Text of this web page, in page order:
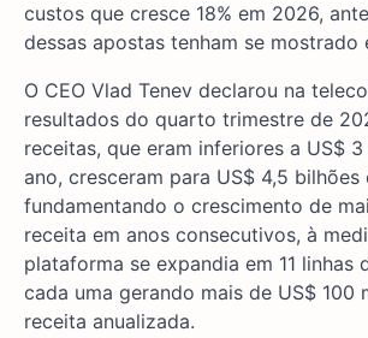
custos que cresce 18% em 2026,
dessas apostas tenham se mostrado
O CEO Vlad Tenev declarou na
resultados do quarto trimestre de
receitas, que eram inferiores a US$
ano, cresceram para US$ 4,5 bilhões
fundamentando o crescimento de
receita em anos consecutivos, à
plataforma se expandia em 11 linhas
cada uma gerando mais de US$ 100
receita anualizada.